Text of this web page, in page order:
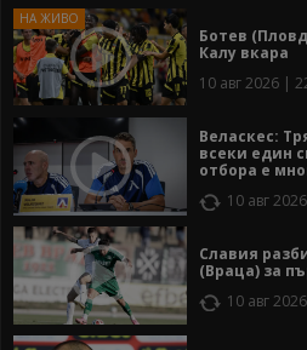
Ботев
Калу вкара
10 авг 2026 |
Веласкес:
всеки един
отбора е
10 авг
Славия
(Враца) за
10 авг